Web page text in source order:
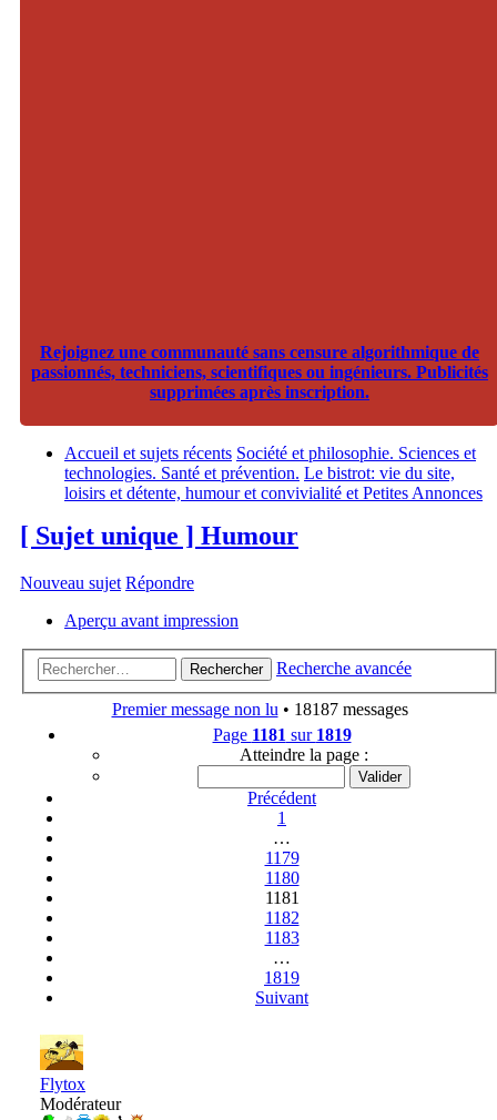
Rejoignez une communauté sans censure algorithmique de
passionnés, techniciens, scientifiques ou ingénieurs. Publicités
supprimées après inscription.
Accueil et sujets récents Société et philosophie. Sciences et
technologies. Santé et prévention. Le bistrot: vie du site,
loisirs et détente, humour et convivialité et Petites Annonces
[ Sujet unique ] Humour
Nouveau sujet Répondre
Aperçu avant impression
Rechercher Recherche avancée
Premier message non lu • 18187 messages
Page 1181 sur 1819
Atteindre la page :
Précédent
1
…
1179
1180
1181
1182
1183
…
1819
Suivant
Flytox
Modérateur